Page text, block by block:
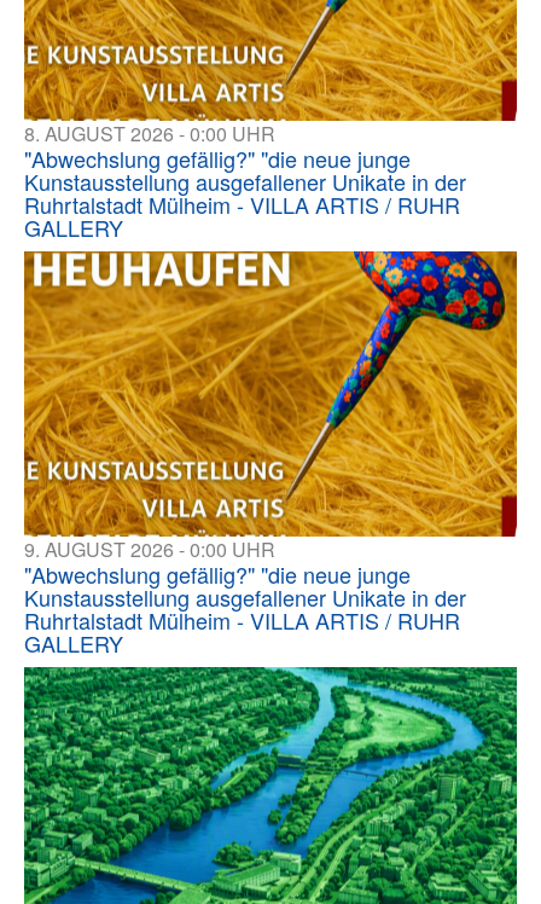
8. AUGUST 2026 - 0:00 UHR
"Abwechslung gefällig?" "die neue junge
Kunstausstellung ausgefallener Unikate in der
Ruhrtalstadt Mülheim - VILLA ARTIS / RUHR
GALLERY
9. AUGUST 2026 - 0:00 UHR
"Abwechslung gefällig?" "die neue junge
Kunstausstellung ausgefallener Unikate in der
Ruhrtalstadt Mülheim - VILLA ARTIS / RUHR
GALLERY